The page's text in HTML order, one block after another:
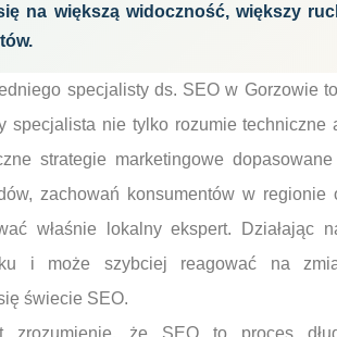
na większą widoczność, większy
specjalisty ds. SEO w Gorzowie
specjalista nie tylko rozumie
strategie marketingowe
zachowań konsumentów w
właśnie lokalny ekspert.
i może szybciej reagować na
świecie SEO.
zrozumienie, że SEO to proces